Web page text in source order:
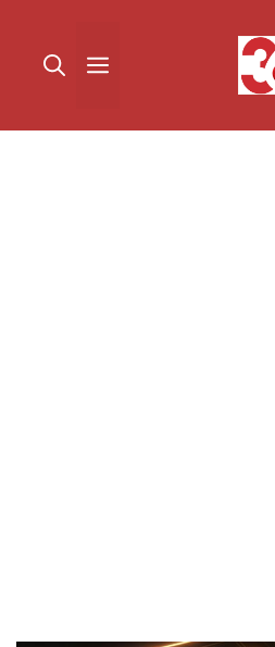
القائمة